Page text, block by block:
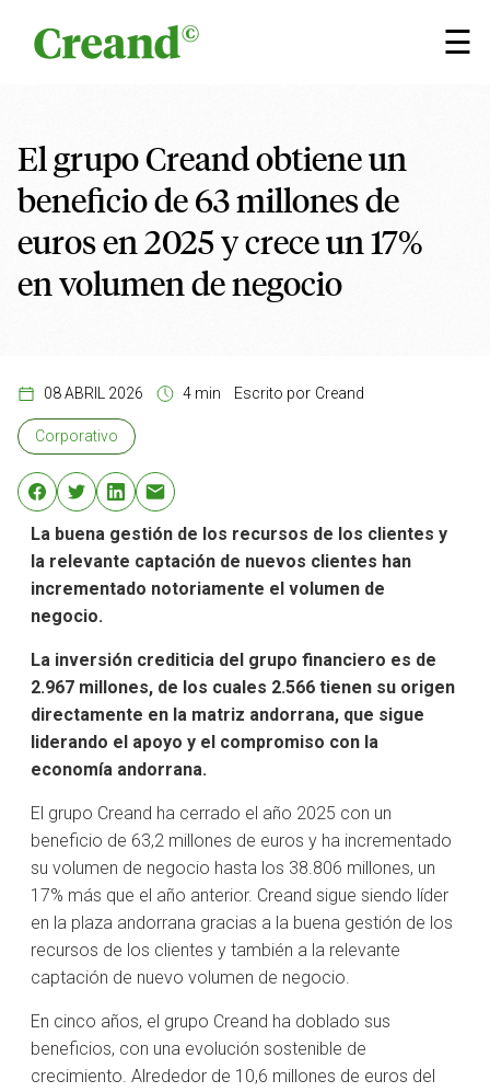
☰
×
El grupo Creand obtiene un
beneficio de 63 millones de
euros en 2025 y crece un 17%
en volumen de negocio
08 ABRIL 2026 4 min Escrito por Creand
Corporativo
La buena gestión de los recursos de los clientes y
la relevante captación de nuevos clientes han
incrementado notoriamente el volumen de
negocio.
La inversión crediticia del grupo financiero es de
2.967 millones, de los cuales 2.566 tienen su origen
directamente en la matriz andorrana, que sigue
liderando el apoyo y el compromiso con la
economía andorrana.
El grupo Creand ha cerrado el año 2025 con un
beneficio de 63,2 millones de euros y ha incrementado
su volumen de negocio hasta los 38.806 millones, un
17% más que el año anterior. Creand sigue siendo líder
en la plaza andorrana gracias a la buena gestión de los
recursos de los clientes y también a la relevante
captación de nuevo volumen de negocio.
En cinco años, el grupo Creand ha doblado sus
beneficios, con una evolución sostenible de
crecimiento. Alrededor de 10,6 millones de euros del